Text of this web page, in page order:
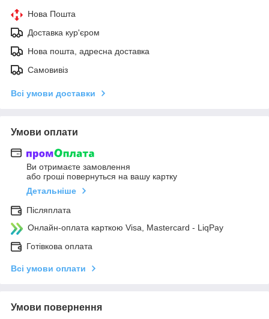
Нова Пошта
Доставка кур'єром
Нова пошта, адресна доставка
Самовивіз
Всі умови доставки
Умови оплати
Ви отримаєте замовлення
або гроші повернуться на вашу картку
Детальніше
Післяплата
Онлайн-оплата карткою Visa, Mastercard - LiqPay
Готівкова оплата
Всі умови оплати
Умови повернення